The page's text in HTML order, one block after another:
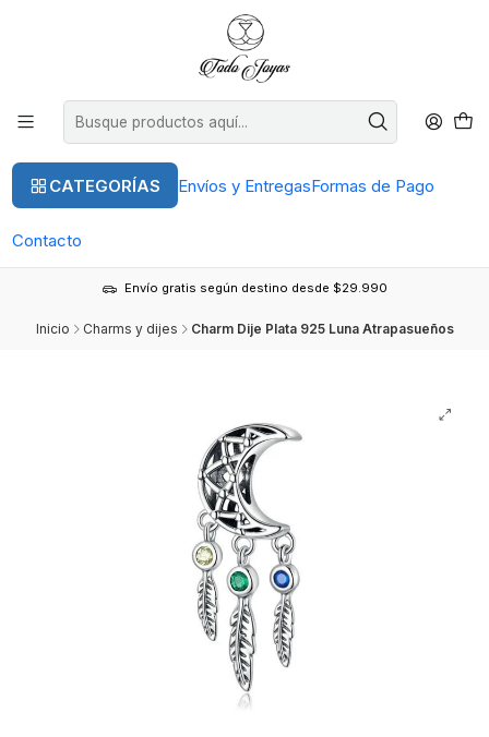
CATEGORÍAS Envíos y EntregasFormas de Pago
Contacto
Envío gratis según destino desde $29.990
Inicio Charms y dijes Charm Dije Plata 925 Luna Atrapasueños